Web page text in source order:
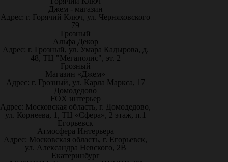
Джем - магазин
Адрес: г. Горячий Ключ, ул. Черняховского
79
Грозный
Альфа Декор
Адрес: г. Грозный, ул. Умара Кадырова, д.
48, ТЦ "Мегаполис", эт. 2
Грозный
Магазин «Джем»
Адрес: г. Грозный, ул. Карла Маркса, 17
Домодедово
FOX интерьер
Адрес: Московская область, г. Домодедово,
ул. Корнеева, 1, ТЦ «Сфера», 2 этаж, п.1
Егорьевск
Атмосфера Интерьера
Адрес: Московская область, г. Егорьевск,
ул. Александра Невского, 2В
Екатеринбург